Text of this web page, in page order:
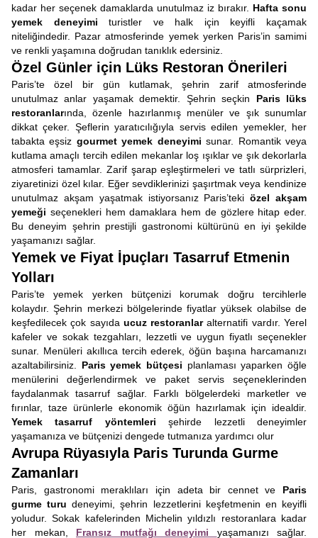
kadar her seçenek damaklarda unutulmaz iz bırakır. Hafta sonu
yemek deneyimi turistler ve halk için keyifli kaçamak
niteliğindedir. Pazar atmosferinde yemek yerken Paris’in samimi
ve renkli yaşamına doğrudan tanıklık edersiniz.
Özel Günler için Lüks Restoran Önerileri
Paris’te özel bir gün kutlamak, şehrin zarif atmosferinde
unutulmaz anlar yaşamak demektir. Şehrin seçkin Paris lüks
restoranlarında, özenle hazırlanmış menüler ve şık sunumlar
dikkat çeker. Şeflerin yaratıcılığıyla servis edilen yemekler, her
tabakta eşsiz gourmet yemek deneyimi sunar. Romantik veya
kutlama amaçlı tercih edilen mekanlar loş ışıklar ve şık dekorlarla
atmosferi tamamlar. Zarif şarap eşleştirmeleri ve tatlı sürprizleri,
ziyaretinizi özel kılar. Eğer sevdiklerinizi şaşırtmak veya kendinize
unutulmaz akşam yaşatmak istiyorsanız Paris’tekiözel akşam
yemeği seçenekleri hem damaklara hem de gözlere hitap eder.
Bu deneyim şehrin prestijli gastronomi kültürünü en iyi şekilde
yaşamanızı sağlar.
Yemek ve Fiyat İpuçları Tasarruf Etmenin
Yolları
Paris’te yemek yerken bütçenizi korumak doğru tercihlerle
kolaydır. Şehrin merkezi bölgelerinde fiyatlar yüksek olabilse de
keşfedilecek çok sayıda ucuz restoranlaralternatifi vardır. Yerel
kafeler ve sokak tezgahları, lezzetli ve uygun fiyatlı seçenekler
sunar. Menüleri akıllıca tercih ederek, öğün başına harcamanızı
azaltabilirsiniz. Paris yemek bütçesi planlaması yaparken öğle
menülerini değerlendirmek ve paket servis seçeneklerinden
faydalanmak tasarruf sağlar. Farklı bölgelerdeki marketler ve
fırınlar, taze ürünlerle ekonomik öğün hazırlamak için idealdir.
Yemek tasarruf yöntemleri şehirde lezzetli deneyimler
yaşamanıza ve bütçenizi dengede tutmanıza yardımcı olur
Avrupa Rüyasıyla Paris Turunda Gurme
Zamanları
Paris, gastronomi meraklıları için adeta bir cennet ve Paris
gurme turu deneyimi, şehrin lezzetlerini keşfetmenin en keyifli
yoludur. Sokak kafelerinden Michelin yıldızlı restoranlara kadar
her mekan, Fransız mutfağı deneyimi yaşamanızı sağlar.